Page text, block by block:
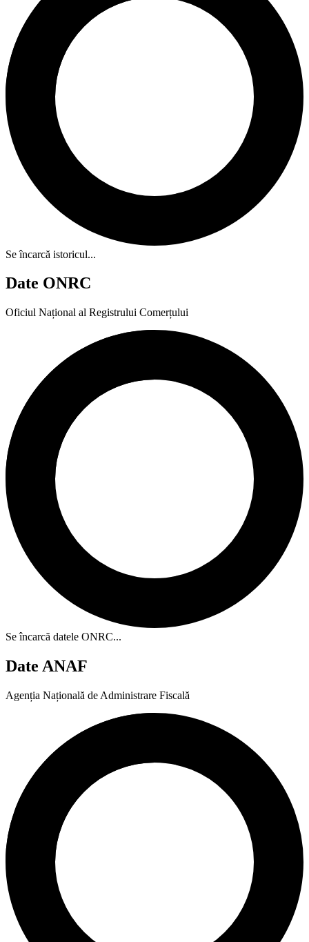
Se încarcă istoricul...
Date ONRC
Oficiul Național al Registrului Comerțului
Se încarcă datele ONRC...
Date ANAF
Agenția Națională de Administrare Fiscală